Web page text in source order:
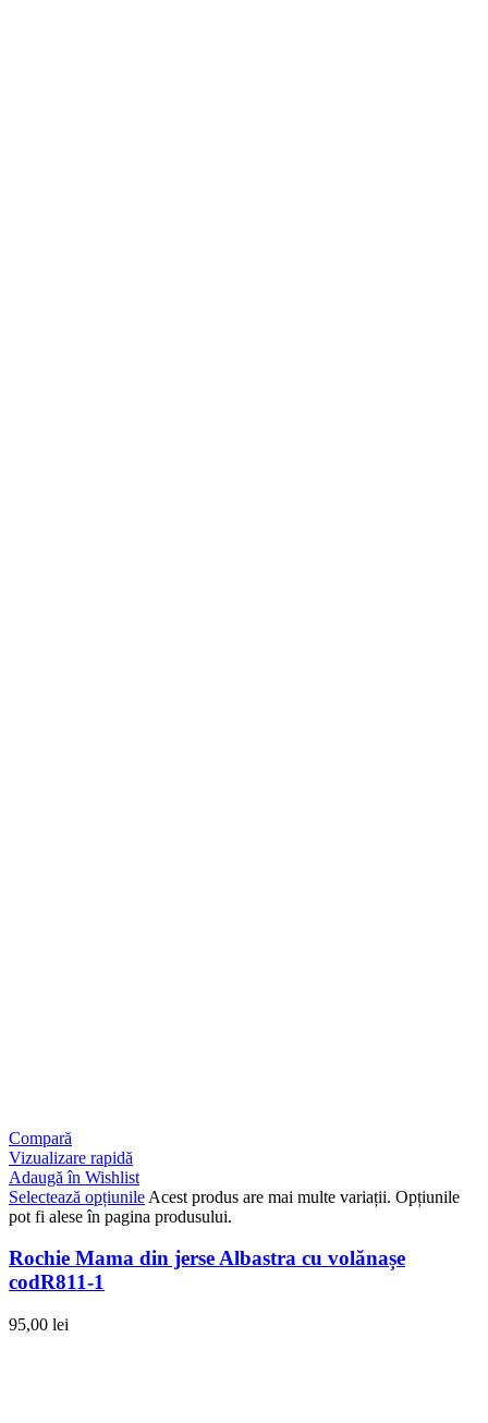
Compară
Vizualizare rapidă
Adaugă în Wishlist
Selectează opțiunile Acest produs are mai multe variații. Opțiunile
pot fi alese în pagina produsului.
Rochie Mama din jerse Albastra cu volănașe
codR811-1
95,00 lei